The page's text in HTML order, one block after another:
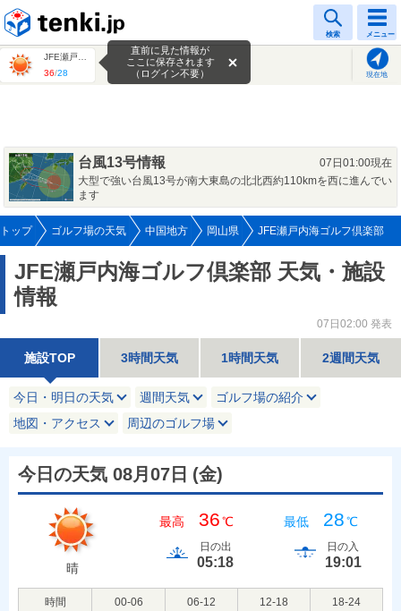
検索 メニュー
36/28 現在地
直前に見た情報が
ここに保存されます
（ログイン不要）
台風13号情報
07日01:00現在
大型で強い台風13号が南大東島の北北西約110kmを西に進んでい
ます
トップ ゴルフ場の天気 中国地方 岡山県 JFE瀬戸内海ゴルフ倶楽部
JFE瀬戸内海ゴルフ倶楽部 天気・施設
情報
07日02:00 発表
施設TOP 3時間天気 1時間天気 2週間天気
今日・明日の天気 週間天気
ゴルフ場の紹介
地図・アクセス
周辺のゴルフ場
今日の天気 08月07日 (金)
晴
最高 36℃ 最低 28℃
日の出
05:18
日の入
19:01
時間 00-06 06-12 12-18
18-24